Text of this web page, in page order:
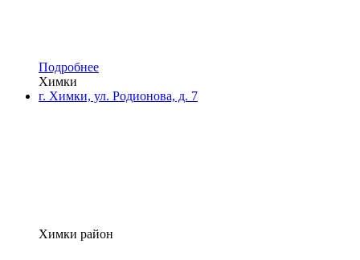
Подробнее
Химки
г. Химки, ул. Родионова, д. 7
Химки район